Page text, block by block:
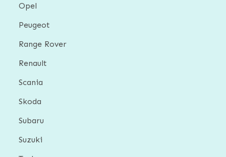
Opel
Peugeot
Range Rover
Renault
Scania
Skoda
Subaru
Suzuki